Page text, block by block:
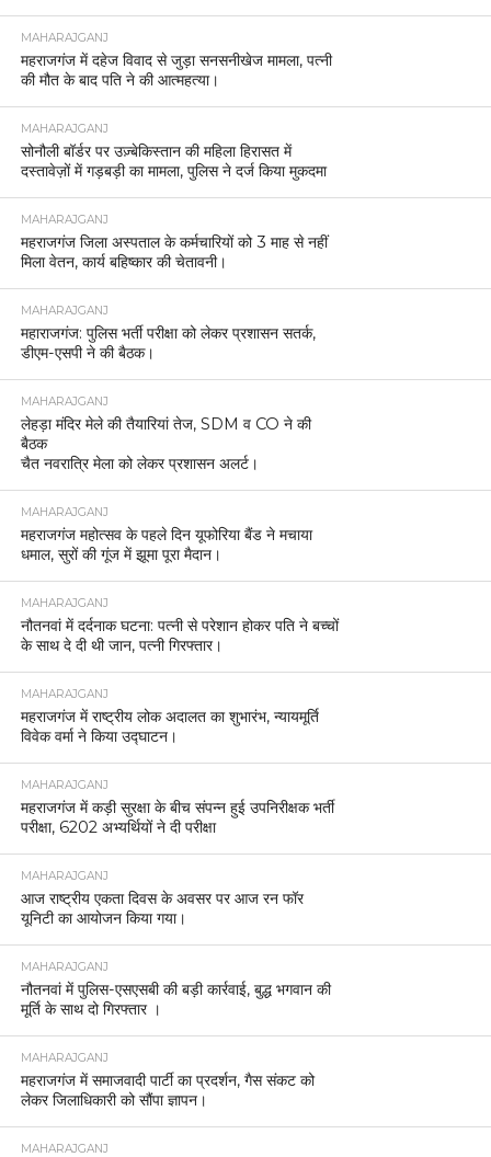
MAHARAJGANJ
महराजगंज में दहेज विवाद से जुड़ा सनसनीखेज मामला, पत्नी
की मौत के बाद पति ने की आत्महत्या।
MAHARAJGANJ
सोनौली बॉर्डर पर उज़्बेकिस्तान की महिला हिरासत में
दस्तावेज़ों में गड़बड़ी का मामला, पुलिस ने दर्ज किया मुकदमा
MAHARAJGANJ
महराजगंज जिला अस्पताल के कर्मचारियों को 3 माह से नहीं
मिला वेतन, कार्य बहिष्कार की चेतावनी।
MAHARAJGANJ
महाराजगंज: पुलिस भर्ती परीक्षा को लेकर प्रशासन सतर्क,
डीएम-एसपी ने की बैठक।
MAHARAJGANJ
लेहड़ा मंदिर मेले की तैयारियां तेज, SDM व CO ने की
बैठक
चैत नवरात्रि मेला को लेकर प्रशासन अलर्ट।
MAHARAJGANJ
महराजगंज महोत्सव के पहले दिन यूफोरिया बैंड ने मचाया
धमाल, सुरों की गूंज में झूमा पूरा मैदान।
MAHARAJGANJ
नौतनवां में दर्दनाक घटना: पत्नी से परेशान होकर पति ने बच्चों
के साथ दे दी थी जान, पत्नी गिरफ्तार।
MAHARAJGANJ
महराजगंज में राष्ट्रीय लोक अदालत का शुभारंभ, न्यायमूर्ति
विवेक वर्मा ने किया उद्घाटन।
MAHARAJGANJ
महराजगंज में कड़ी सुरक्षा के बीच संपन्न हुई उपनिरीक्षक भर्ती
परीक्षा, 6202 अभ्यर्थियों ने दी परीक्षा
MAHARAJGANJ
आज राष्ट्रीय एकता दिवस के अवसर पर आज रन फॉर
यूनिटी का आयोजन किया गया।
MAHARAJGANJ
नौतनवां में पुलिस-एसएसबी की बड़ी कार्रवाई, बुद्ध भगवान की
मूर्ति के साथ दो गिरफ्तार ।
MAHARAJGANJ
महराजगंज में समाजवादी पार्टी का प्रदर्शन, गैस संकट को
लेकर जिलाधिकारी को सौंपा ज्ञापन।
MAHARAJGANJ